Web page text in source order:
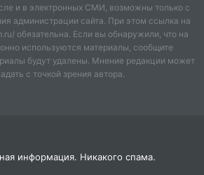
и в электронных СМИ, возможны только с
администрации сайта. При этом ссылка на
обязательна. Если вы обнаружили, что на
используются материалы, сообщите
будут удалены. Мнение редакции может
с точкой зрения автора.
информация. Никакого спама.